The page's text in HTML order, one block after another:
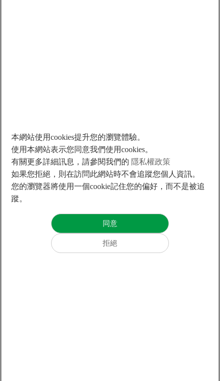
變更原因 :
議，新增主推V-Type編碼器型號(PM-C)使SSA在應用可獲得
更佳精度與性能表現，原E-Type編碼器型號則會在選項中取
本網站使用cookies提升您的瀏覽體驗。
使用本網站表示您同意我們使用cookies。
有關更多詳細訊息，請參閱我們的 隱私權政策
如果您拒絕，則在訪問此網站時不會追蹤您個人資訊。
您的瀏覽器將使用一個cookie記住您的偏好，而不是被追
蹤。